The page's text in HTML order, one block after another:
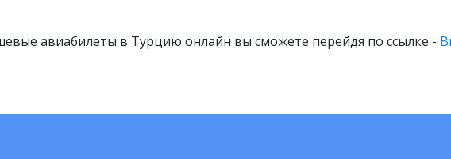
авиабилеты в Турцию онлайн вы сможете перейдя по ссылке -